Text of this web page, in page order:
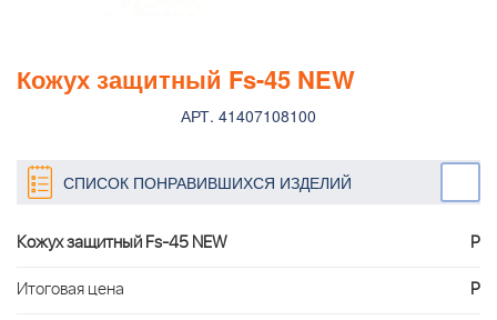
Кожух защитный Fs-45 NEW
АРТ. 41407108100
СПИСОК ПОНРАВИВШИХСЯ ИЗДЕЛИЙ
Кожух защитный Fs-45 NEW
Р
Итоговая цена
Р